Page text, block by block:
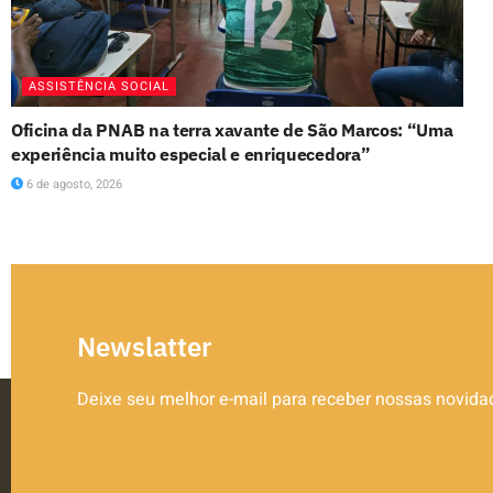
ASSISTÊNCIA SOCIAL
Oficina da PNAB na terra xavante de São Marcos: “Uma
experiência muito especial e enriquecedora”
6 de agosto, 2026
Newslatter
Deixe seu melhor e-mail para receber nossas